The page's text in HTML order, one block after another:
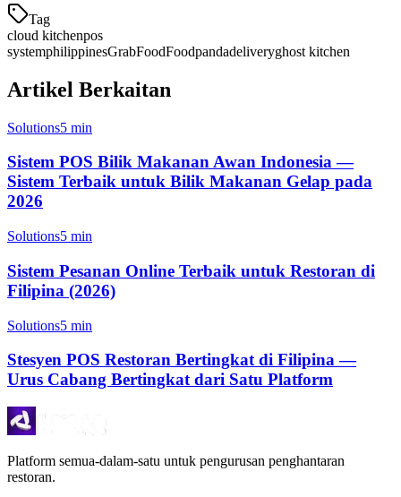
Tag
cloud kitchenpos
systemphilippinesGrabFoodFoodpandadeliveryghost kitchen
Artikel Berkaitan
Solutions5 min
Sistem POS Bilik Makanan Awan Indonesia —
Sistem Terbaik untuk Bilik Makanan Gelap pada
2026
Solutions5 min
Sistem Pesanan Online Terbaik untuk Restoran di
Filipina (2026)
Solutions5 min
Stesyen POS Restoran Bertingkat di Filipina —
Urus Cabang Bertingkat dari Satu Platform
Platform semua-dalam-satu untuk pengurusan penghantaran
restoran.